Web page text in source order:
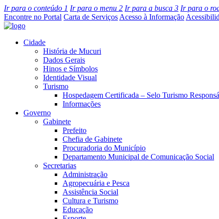
Ir para o conteúdo 1 Ir para o menu 2 Ir para a busca 3 Ir para o
Encontre no Portal Carta de Serviços Acesso à Informação
Cidade
História de Mucuri
Dados Gerais
Hinos e Símbolos
Identidade Visual
Turismo
Hospedagem Certificada – Selo Turismo
Informações
Governo
Gabinete
Prefeito
Chefia de Gabinete
Procuradoria do Município
Departamento Municipal de Comunicação Social
Secretarias
Administração
Agropecuária e Pesca
Assistência Social
Cultura e Turismo
Educação